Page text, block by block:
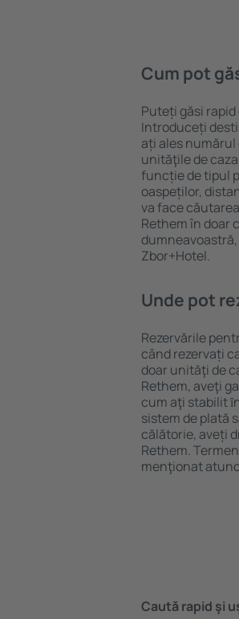
Cum pot
Puteți găsi rapid
Introduceți
ați ales numărul
unităţile de
funcție de tipul
oaspeților,
va face
Rethem în doar
dumneavoastră,
Zbor+Hotel.
Unde pot
Rezervările
când rezervați
doar unităţi de
Rethem, aveţi
cum aţi stabilit
sistem de plată
călătorie, aveți
Rethem.
menţionat
Caută rapid şi